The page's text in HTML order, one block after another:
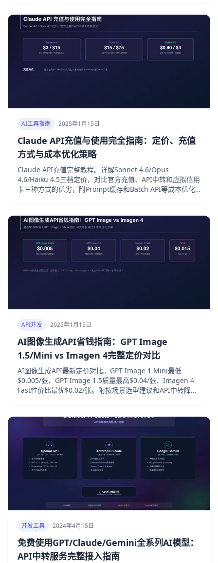
AI工具指南 2025年1月15日
Claude API充值与使用完全指南：定价、充值
方式与成本优化策略
Claude API充值完整教程。详解Sonnet 4.6/Opus
4.6/Haiku 4.5三档定价，对比官方充值、API中转和虚拟信用
卡三种方式的优劣，附Prompt缓存和Batch API等成本优化
API开发 2025年1月15日
AI图像生成API省钱指南：GPT Image
1.5/Mini vs Imagen 4完整定价对比
AI图像生成API最新定价对比。GPT Image 1 Mini最低
$0.005/张、GPT Image 1.5质量最高$0.04/张、Imagen 4
Fast性价比最优$0.02/张。附按场景选型建议和API中转降成
开发工具 2024年4月15日
免费使用GPT/Claude/Gemini全系列AI模型：
API中转服务完整接入指南